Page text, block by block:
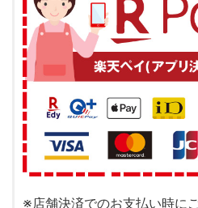
※店舗決済でのお支払い時に